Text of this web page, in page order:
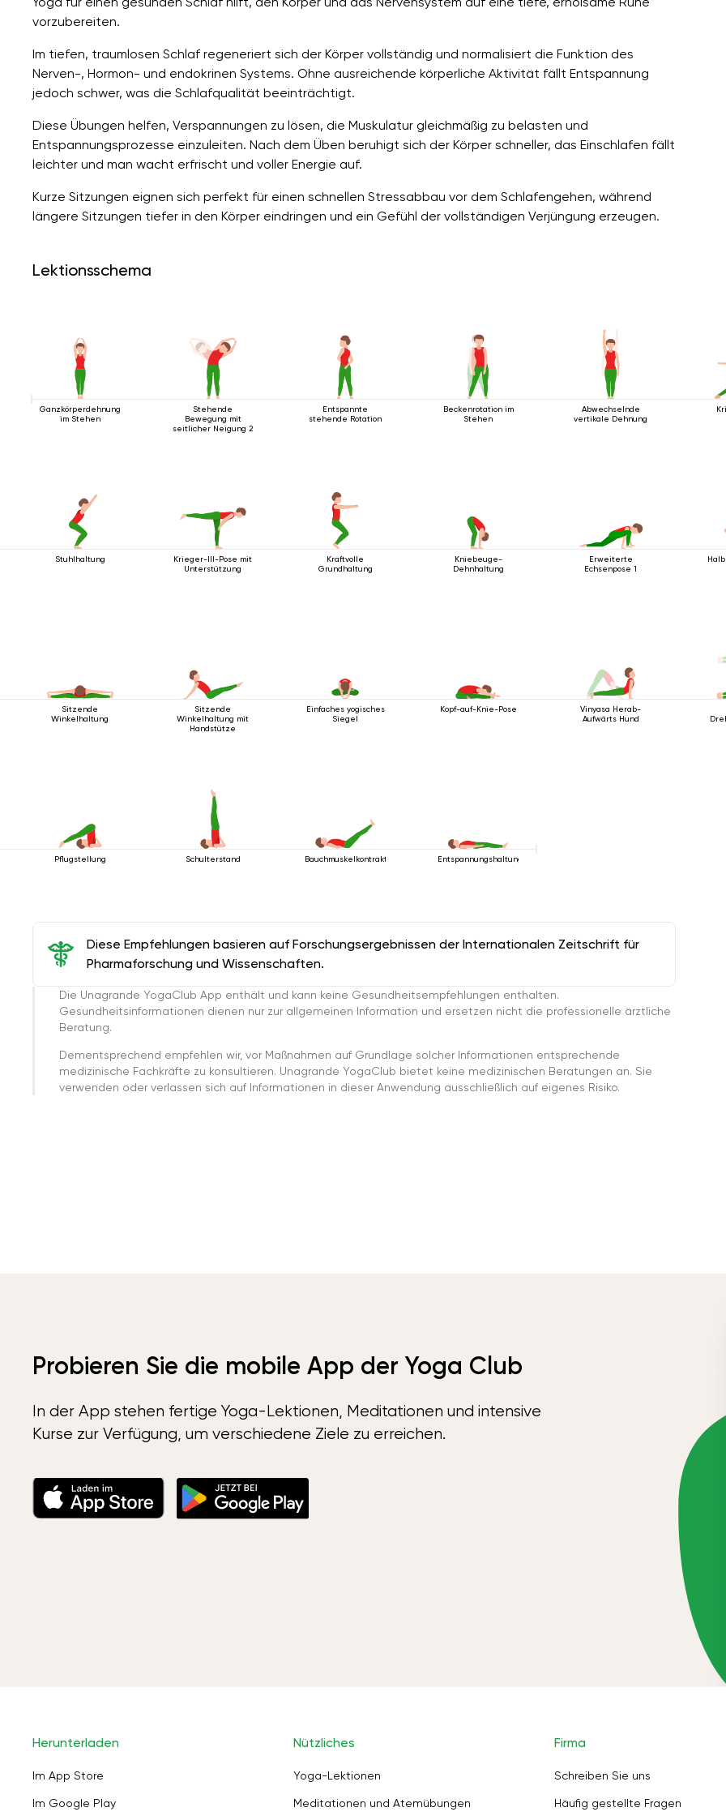
vorzubereiten.
Im tiefen, traumlosen Schlaf regeneriert sich der Körper vollständig und normalisiert die Funktion des
Nerven-, Hormon- und endokrinen Systems. Ohne ausreichende körperliche Aktivität fällt Entspannung
jedoch schwer, was die Schlafqualität beeinträchtigt.
Diese Übungen helfen, Verspannungen zu lösen, die Muskulatur gleichmäßig zu belasten und
Entspannungsprozesse einzuleiten. Nach dem Üben beruhigt sich der Körper schneller, das Einschlafen fällt
leichter und man wacht erfrischt und voller Energie auf.
Kurze Sitzungen eignen sich perfekt für einen schnellen Stressabbau vor dem Schlafengehen, während
längere Sitzungen tiefer in den Körper eindringen und ein Gefühl der vollständigen Verjüngung erzeugen.
Lektionsschema
Ganzkörperdehnung
im Stehen
Stehende
Bewegung mit
seitlicher Neigung 2
Entspannte
stehende Rotation
Beckenrotation im
Stehen
Abwechselnde
vertikale Dehnung
Stuhlhaltung
Krieger-III-Pose mit
Unterstützung
Kraftvolle
Grundhaltung
Kniebeuge-
Dehnhaltung
Erweiterte
Echsenpose 1
Sitzende
Winkelhaltung
Sitzende
Winkelhaltung mit
Handstütze
Einfaches yogisches
Siegel
Kopf-auf-Knie-Pose
Vinyasa Herab-
Aufwärts Hund
Pflugstellung Schulterstand Bauchmuskelkontraktionshaltung Entspannungshaltung
Diese Empfehlungen basieren auf Forschungsergebnissen der Internationalen Zeitschrift für
Pharmaforschung und Wissenschaften.
Die Unagrande YogaClub App enthält und kann keine Gesundheitsempfehlungen enthalten.
Gesundheitsinformationen dienen nur zur allgemeinen Information und ersetzen nicht die professionelle ärztliche
Beratung.
Dementsprechend empfehlen wir, vor Maßnahmen auf Grundlage solcher Informationen entsprechende
medizinische Fachkräfte zu konsultieren. Unagrande YogaClub bietet keine medizinischen Beratungen an. Sie
verwenden oder verlassen sich auf Informationen in dieser Anwendung ausschließlich auf eigenes Risiko.
Probieren Sie die mobile App der Yoga Club
In der App stehen fertige Yoga-Lektionen, Meditationen und intensive
Kurse zur Verfügung, um verschiedene Ziele zu erreichen.
Herunterladen
Im App Store
Im Google Play
Nützliches
Yoga-Lektionen
Meditationen und Atemübungen
Firma
Schreiben Sie uns
Häufig gestellte Fragen